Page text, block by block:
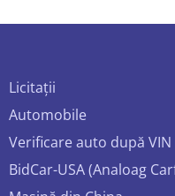
Licitații
Automobile
Verificare auto după VIN
BidCar-USA (Analoag